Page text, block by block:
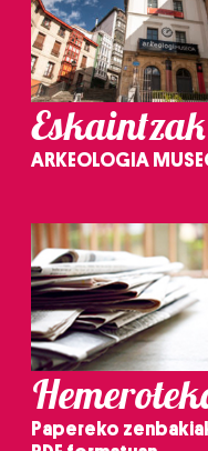
Eskaintzak
ARKEOLOGIA
Papereko